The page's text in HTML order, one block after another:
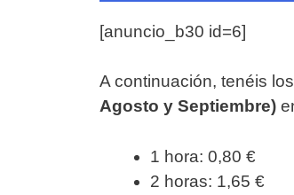
[anuncio_b30 id=6]
A continuación, tenéis
Agosto y Septiembre)
1 hora: 0,80 €
2 horas: 1,65 €